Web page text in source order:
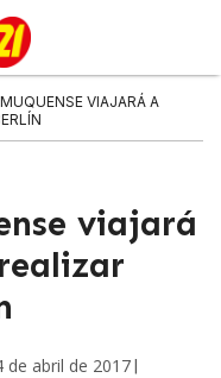
VIAJARÁ A
viajará
de abril de 2017